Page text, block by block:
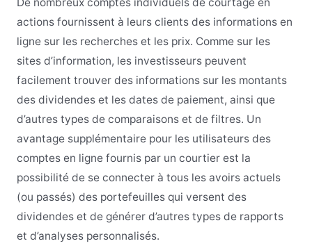
actions fournissent à leurs clients des informations en
ligne sur les recherches et les prix. Comme sur les
sites d’information, les investisseurs peuvent
facilement trouver des informations sur les montants
des dividendes et les dates de paiement, ainsi que
d’autres types de comparaisons et de filtres. Un
avantage supplémentaire pour les utilisateurs des
comptes en ligne fournis par un courtier est la
possibilité de se connecter à tous les avoirs actuels
(ou passés) des portefeuilles qui versent des
dividendes et de générer d’autres types de rapports
et d’analyses personnalisés.